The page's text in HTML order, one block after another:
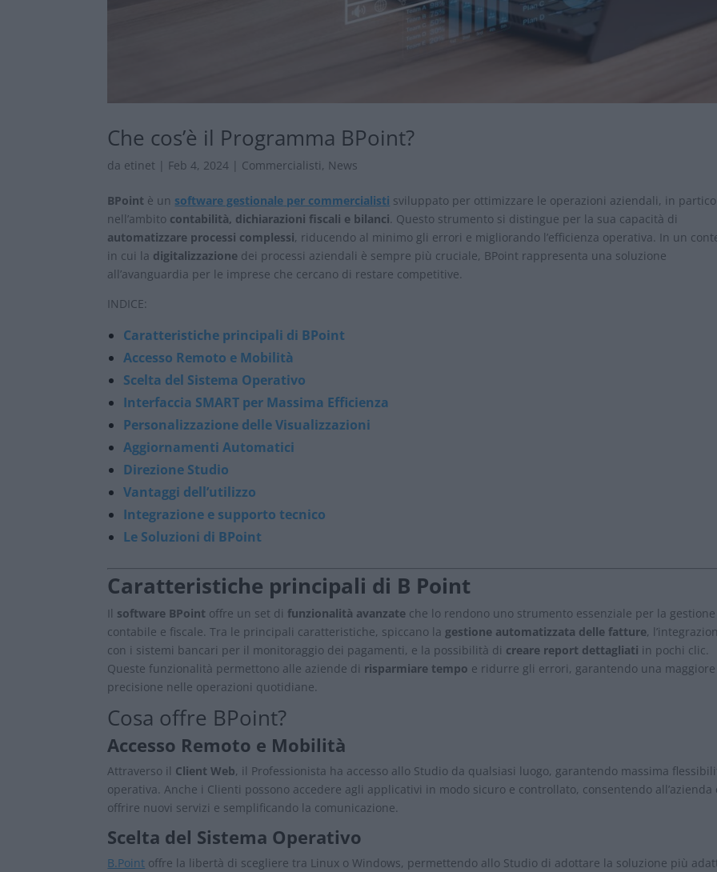
Che cos’è il Programma BPoint?
da etinet | Feb 4, 2024 | Commercialisti, News
BPoint è un software gestionale per commercialisti sviluppato per ottimizzare le operazioni aziendali, in
nell’ambito contabilità, dichiarazioni fiscali e bilanci. Questo strumento si distingue per la sua capacità di
automatizzare processi complessi, riducendo al minimo gli errori e migliorando l’efficienza operativa. In un
in cui la digitalizzazione dei processi aziendali è sempre più cruciale, BPoint rappresenta una soluzione
all’avanguardia per le imprese che cercano di restare competitive.
INDICE:
Caratteristiche principali di BPoint
Accesso Remoto e Mobilità
Scelta del Sistema Operativo
Interfaccia SMART per Massima Efficienza
Personalizzazione delle Visualizzazioni
Aggiornamenti Automatici
Direzione Studio
Vantaggi dell’utilizzo
Integrazione e supporto tecnico
Le Soluzioni di BPoint
Caratteristiche principali di B Point
Il software BPoint offre un set di funzionalità avanzate che lo rendono uno strumento essenziale per la gestione
contabile e fiscale. Tra le principali caratteristiche, spiccano la gestione automatizzata delle fatture,
con i sistemi bancari per il monitoraggio dei pagamenti, e la possibilità di creare report dettagliati in pochi clic.
Queste funzionalità permettono alle aziende di risparmiare tempo e ridurre gli errori, garantendo una maggiore
precisione nelle operazioni quotidiane.
Cosa offre BPoint?
Accesso Remoto e Mobilità
Attraverso il Client Web, il Professionista ha accesso allo Studio da qualsiasi luogo, garantendo massima
operativa. Anche i Clienti possono accedere agli applicativi in modo sicuro e controllato, consentendo all’azienda
offrire nuovi servizi e semplificando la comunicazione.
Scelta del Sistema Operativo
B.Point offre la libertà di scegliere tra Linux o Windows, permettendo allo Studio di adottare la soluzione più